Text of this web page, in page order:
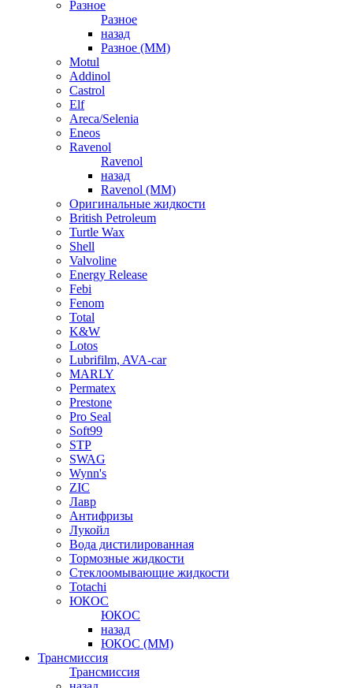
Разное
Разное
назад
Разное (ММ)
Motul
Addinol
Castrol
Elf
Areca/Selenia
Eneos
Ravenol
Ravenol
назад
Ravenol (ММ)
Оригинальные жидкости
British Petroleum
Turtle Wax
Shell
Valvoline
Energy Release
Febi
Fenom
Total
K&W
Lotos
Lubrifilm, AVA-car
MARLY
Permatex
Prestone
Pro Seal
Soft99
STP
SWAG
Wynn's
ZIC
Лавр
Антифризы
Лукойл
Вода дистилированная
Тормозные жидкости
Стеклоомывающие жидкости
Totachi
ЮКОС
ЮКОС
назад
ЮКОС (ММ)
Трансмиссия
Трансмиссия